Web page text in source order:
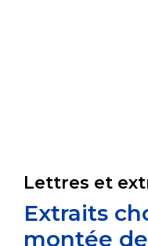
Lettres et
Extraits
montée